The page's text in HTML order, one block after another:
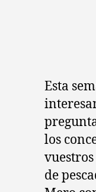
Esta
los
de